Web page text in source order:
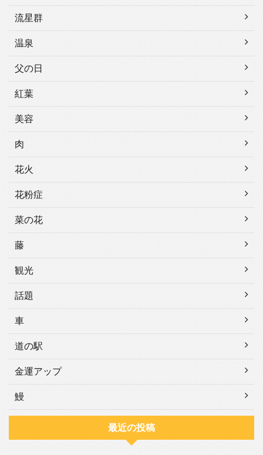
流星群
温泉
父の日
紅葉
美容
肉
花火
花粉症
菜の花
藤
観光
話題
車
道の駅
金運アップ
鰻
最近の投稿